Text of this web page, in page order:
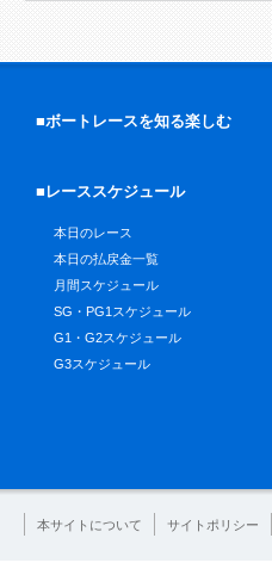
■ボートレースを知る楽しむ
■レーススケジュール
本日のレース
本日の払戻金一覧
月間スケジュール
SG・PG1スケジュール
G1・G2スケジュール
G3スケジュール
本サイトについて サイトポリシー